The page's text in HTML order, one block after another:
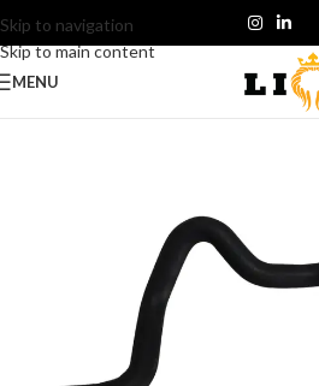
Skip to navigation
Skip to main content
MENU